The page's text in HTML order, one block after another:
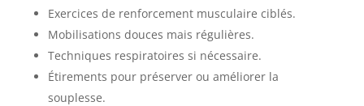
Exercices de renforcement musculaire ciblés.
Mobilisations douces mais régulières.
Techniques respiratoires si nécessaire.
Étirements pour préserver ou améliorer la
souplesse.